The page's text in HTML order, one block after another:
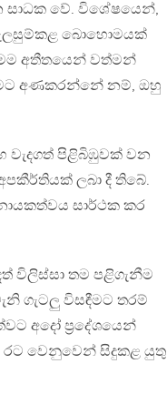
වේ. විශේෂයෙන්,
බොහොමයක්
අතීතයෙන් වත්මන්
අණකරන්නේ නම්, ඔහු
වැදගත් පිළිබිඹුවක් වන
ලබා දී තිබේ.
සාර්ථක කර
විලිස්සා තම පළිගැනීම
ගැටලු විසඳීමට තරම්
අදෝ ප්‍රදේශයෙන්
වෙනුවෙන් සිදුකළ යුතු